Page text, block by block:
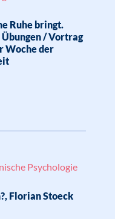
Ruhe bringt.
/ Vortrag
Woche der
Psychologie
Florian Stoeck